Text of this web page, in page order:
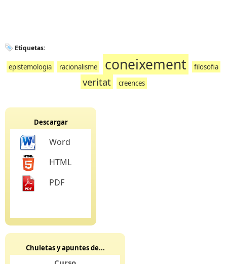
Etiquetas:
epistemologia racionalisme coneixement filosofia
veritat creences
Descargar
Word
HTML
PDF
Chuletas y apuntes de...